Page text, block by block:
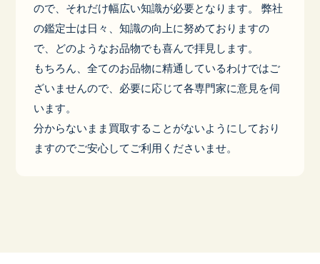
ので、それだけ幅広い知識が必要となります。 弊社
の鑑定士は日々、知識の向上に努めておりますの
で、どのようなお品物でも喜んで拝見します。
もちろん、全てのお品物に精通しているわけではご
ざいませんので、必要に応じて各専門家に意見を伺
います。
分からないまま買取することがないようにしており
ますのでご安心してご利用くださいませ。